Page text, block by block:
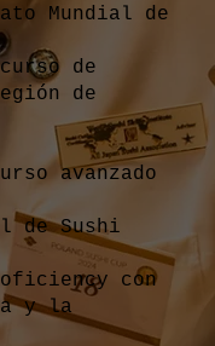
Mundial de
de
de
avanzado
de Sushi
con
y la